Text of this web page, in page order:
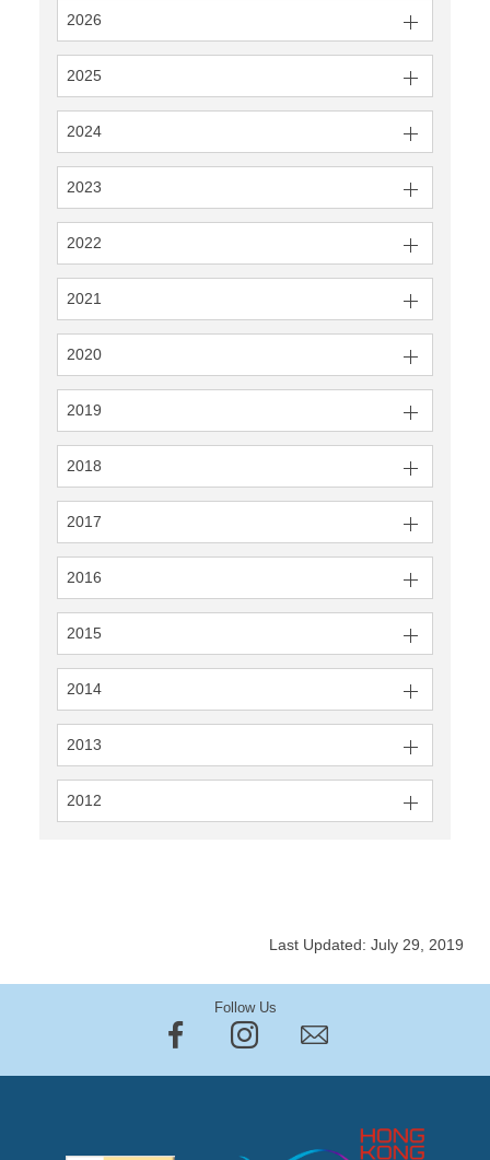
2026
2025
2024
2023
2022
2021
2020
2019
2018
2017
2016
2015
2014
2013
2012
Last Updated: July 29, 2019
Follow Us